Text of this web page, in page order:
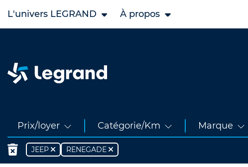
L'univers LEGRAND À propos
Prix/loyer Catégorie/Km Marque
JEEP RENEGADE